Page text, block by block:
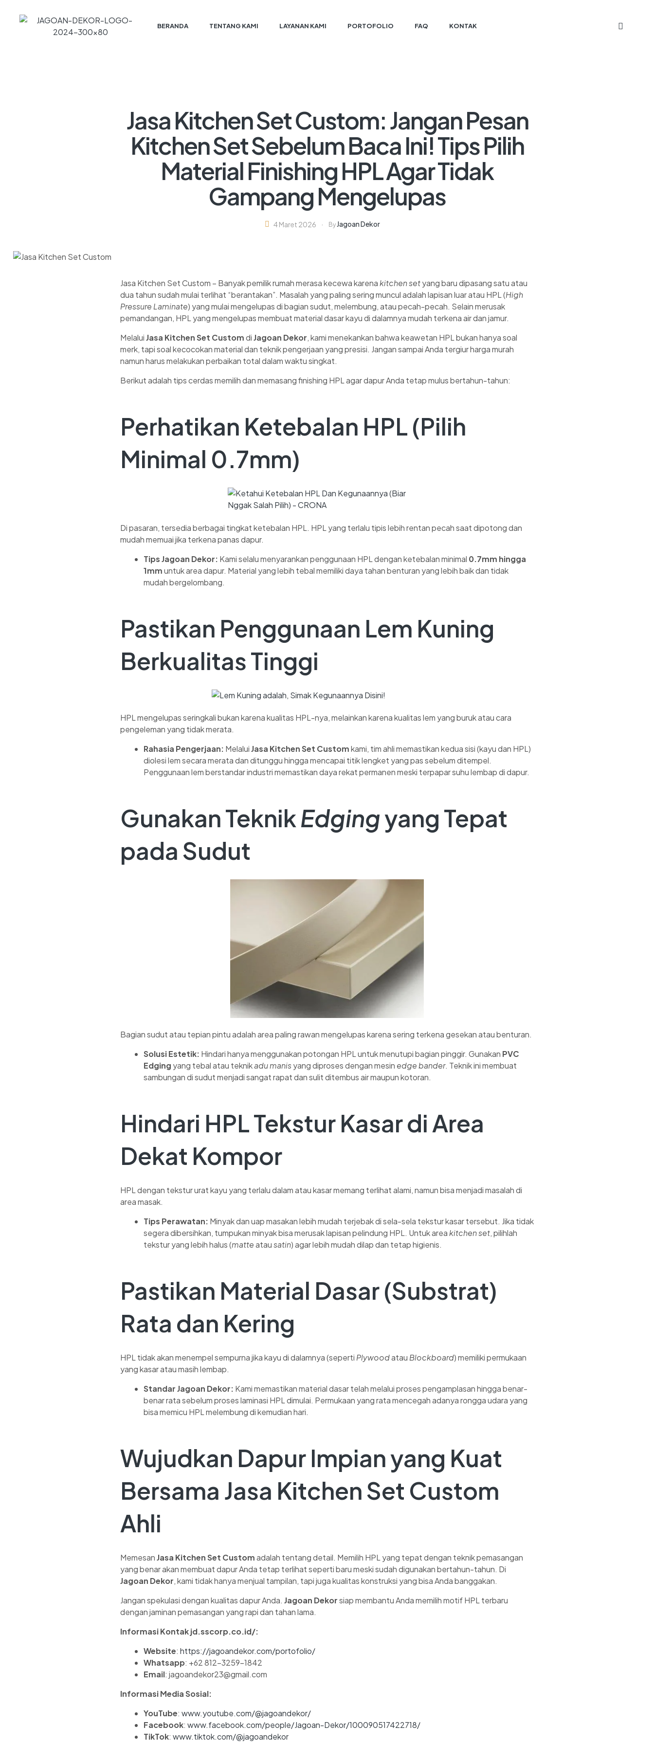
BERANDA TENTANG KAMI LAYANAN KAMI PORTOFOLIO FAQ KONTAK
Jasa Kitchen Set Custom: Jangan Pesan
Kitchen Set Sebelum Baca Ini! Tips Pilih
Material Finishing HPL Agar Tidak
Gampang Mengelupas
4 Maret 2026 By Jagoan Dekor
Jasa Kitchen Set Custom – Banyak pemilik rumah merasa kecewa karenakitchen setyang baru dipasang satu atau
dua tahun sudah mulai terlihat “berantakan”. Masalah yang paling sering muncul adalah lapisan luar atau HPL (High
Pressure Laminate) yang mulai mengelupas di bagian sudut, melembung, atau pecah-pecah. Selain merusak
pemandangan, HPL yang mengelupas membuat material dasar kayu di dalamnya mudah terkena air dan jamur.
MelaluiJasa Kitchen Set CustomdiJagoan Dekor, kami menekankan bahwa keawetan HPL bukan hanya soal
merk, tapi soal kecocokan material dan teknik pengerjaan yang presisi. Jangan sampai Anda tergiur harga murah
namun harus melakukan perbaikan total dalam waktu singkat.
Berikut adalah tips cerdas memilih dan memasang finishing HPL agar dapur Anda tetap mulus bertahun-tahun:
Perhatikan Ketebalan HPL (Pilih
Minimal 0.7mm)
Di pasaran, tersedia berbagai tingkat ketebalan HPL. HPL yang terlalu tipis lebih rentan pecah saat dipotong dan
mudah memuai jika terkena panas dapur.
Tips Jagoan Dekor: Kami selalu menyarankan penggunaan HPL dengan ketebalan minimal 0.7mm hingga
1mmuntuk area dapur. Material yang lebih tebal memiliki daya tahan benturan yang lebih baik dan tidak
mudah bergelombang.
Pastikan Penggunaan Lem Kuning
Berkualitas Tinggi
HPL mengelupas seringkali bukan karena kualitas HPL-nya, melainkan karena kualitas lem yang buruk atau cara
pengeleman yang tidak merata.
Rahasia Pengerjaan: MelaluiJasa Kitchen Set Customkami, tim ahli memastikan kedua sisi (kayu dan HPL)
diolesi lem secara merata dan ditunggu hingga mencapai titik lengket yang pas sebelum ditempel.
Penggunaan lem berstandar industri memastikan daya rekat permanen meski terpapar suhu lembap di dapur.
Gunakan TeknikEdgingyang Tepat
pada Sudut
Bagian sudut atau tepian pintu adalah area paling rawan mengelupas karena sering terkena gesekan atau benturan.
Solusi Estetik: Hindari hanya menggunakan potongan HPL untuk menutupi bagian pinggir. Gunakan PVC
Edging yang tebal atau teknikadu manis yang diproses dengan mesin edge bander. Teknik ini membuat
sambungan di sudut menjadi sangat rapat dan sulit ditembus air maupun kotoran.
Hindari HPL Tekstur Kasar di Area
Dekat Kompor
HPL dengan tekstur urat kayu yang terlalu dalam atau kasar memang terlihat alami, namun bisa menjadi masalah di
area masak.
Tips Perawatan: Minyak dan uap masakan lebih mudah terjebak di sela-sela tekstur kasar tersebut. Jika tidak
segera dibersihkan, tumpukan minyak bisa merusak lapisan pelindung HPL. Untuk areakitchen set, pilihlah
tekstur yang lebih halus (matteatausatin) agar lebih mudah dilap dan tetap higienis.
Pastikan Material Dasar (Substrat)
Rata dan Kering
HPL tidak akan menempel sempurna jika kayu di dalamnya (seperti Plywoodatau Blockboard) memiliki permukaan
yang kasar atau masih lembap.
Standar Jagoan Dekor: Kami memastikan material dasar telah melalui proses pengamplasan hingga benar-
benar rata sebelum proses laminasi HPL dimulai. Permukaan yang rata mencegah adanya rongga udara yang
bisa memicu HPL melembung di kemudian hari.
Wujudkan Dapur Impian yang Kuat
Bersama Jasa Kitchen Set Custom
Ahli
MemesanJasa Kitchen Set Customadalah tentang detail. Memilih HPL yang tepat dengan teknik pemasangan
yang benar akan membuat dapur Anda tetap terlihat seperti baru meski sudah digunakan bertahun-tahun. Di
Jagoan Dekor, kami tidak hanya menjual tampilan, tapi juga kualitas konstruksi yang bisa Anda banggakan.
Jangan spekulasi dengan kualitas dapur Anda. Jagoan Dekorsiap membantu Anda memilih motif HPL terbaru
dengan jaminan pemasangan yang rapi dan tahan lama.
Informasi Kontak jd.sscorp.co.id/:
Website: https://jagoandekor.com/portofolio/
Whatsapp: +62 812-3259-1842
Email: jagoandekor23@gmail.com
Informasi Media Sosial:
YouTube: www.youtube.com/@jagoandekor/
Facebook: www.facebook.com/people/Jagoan-Dekor/100090517422718/
TikTok: www.tiktok.com/@jagoandekor